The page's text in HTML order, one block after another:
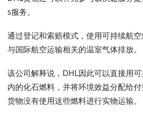
s服务。
通过登记和索赔模式，使用可持续航空
与国际航空运输相关的温室气体排放。
该公司解释说，DHL因此可以直接用
内的化石燃料，并将环境效益分配给
货物没有使用这些燃料进行实物运输。